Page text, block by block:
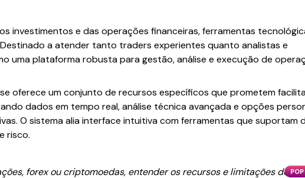
investimentos e das operações financeiras, ferramentas
a atender tanto traders experientes quanto analistas e
uma plataforma robusta para gestão, análise e execução de
oferece um conjunto de recursos específicos que prometem
dados em tempo real, análise técnica avançada e opções
O sistema alia interface intuitiva com ferramentas que suportam
risco.
forex ou criptomoedas, entender os recursos e limitações do